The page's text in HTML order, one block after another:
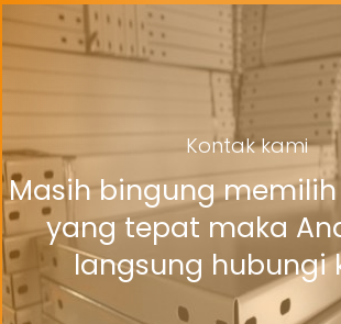
Kontak kami
Masih bingung
yang tepat maka
langsung hubungi